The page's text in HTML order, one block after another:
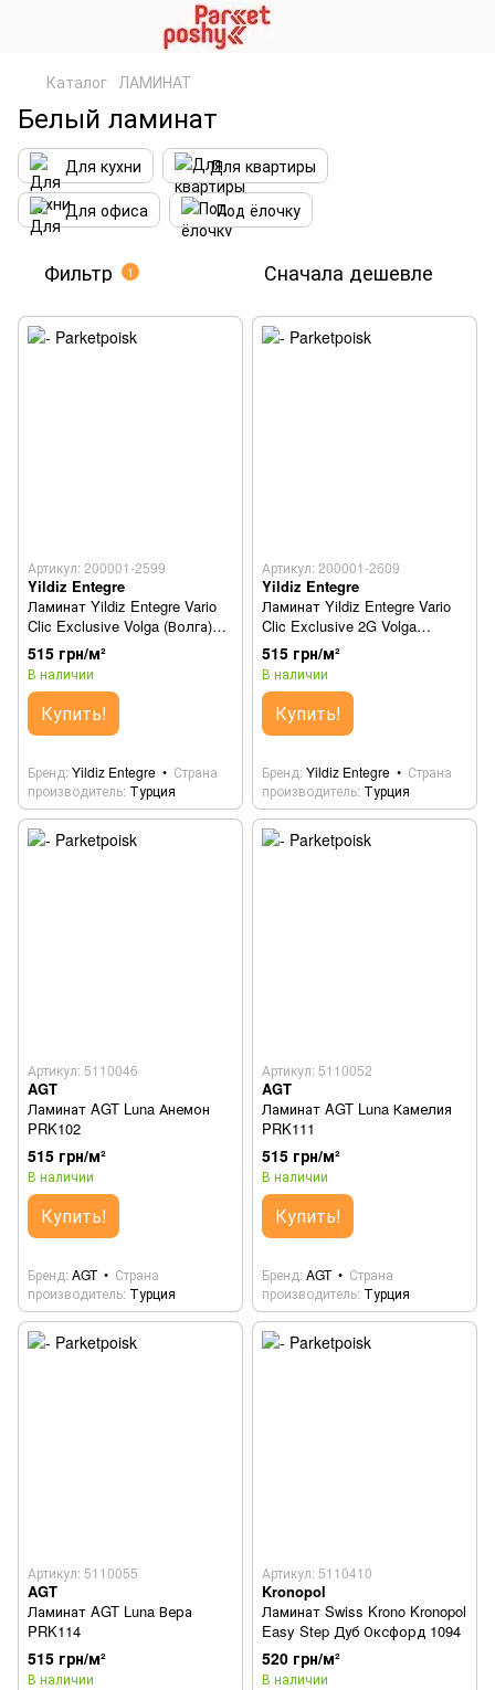
Каталог ЛАМИНАТ
Белый ламинат
Для кухни
Для квартиры
Для офиса
Под ёлочку
Фильтр 1 Сначала дешевле
Артикул: 200001-2599
Yildiz Entegre
Ламинат Yildiz Entegre Vario
Clic Exclusive Volga (Волга)
15В
515 грн/м²
В наличии
Купить!
Бренд Yildiz Entegre
Страна
производитель Турция
Артикул: 200001-2609
Yildiz Entegre
Ламинат Yildiz Entegre Vario
Clic Exclusive 2G Volga
(Волга) 15В
515 грн/м²
В наличии
Купить!
Бренд Yildiz Entegre
Страна
производитель Турция
Артикул: 5110046
AGT
Ламинат AGT Luna Анемон
PRK102
515 грн/м²
В наличии
Купить!
Бренд AGT
Страна
производитель Турция
Артикул: 5110052
AGT
Ламинат AGT Luna Камелия
PRK111
515 грн/м²
В наличии
Купить!
Бренд AGT
Страна
производитель Турция
Артикул: 5110055
AGT
Ламинат AGT Luna Вера
PRK114
515 грн/м²
В наличии
Артикул: 5110410
Kronopol
Ламинат Swiss Krono Kronopol
Easy Step Дуб Оксфорд 1094
520 грн/м²
В наличии